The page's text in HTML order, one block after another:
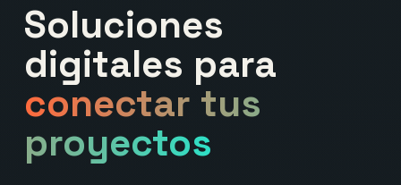
Soluciones
digitales para
conectar tus
proyectos